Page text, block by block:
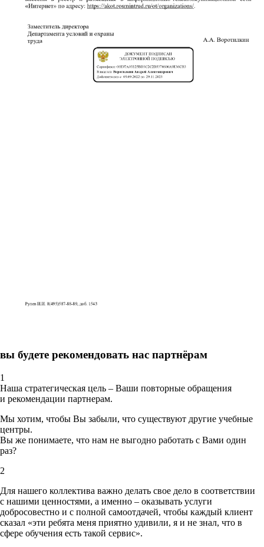
вы будете рекомендовать нас партнёрам
1
Наша стратегическая цель – Ваши повторные обращения
и рекомендации партнерам.
Мы хотим, чтобы Вы забыли, что существуют другие учебные
центры.
Вы же понимаете, что нам не выгодно работать с Вами один
раз?
2
Для нашего коллектива важно делать свое дело в соответствии
с нашими ценностями, а именно – оказывать услуги
добросовестно и с полной самоотдачей, чтобы каждый клиент
сказал «эти ребята меня приятно удивили, я и не знал, что в
сфере обучения есть такой сервис».